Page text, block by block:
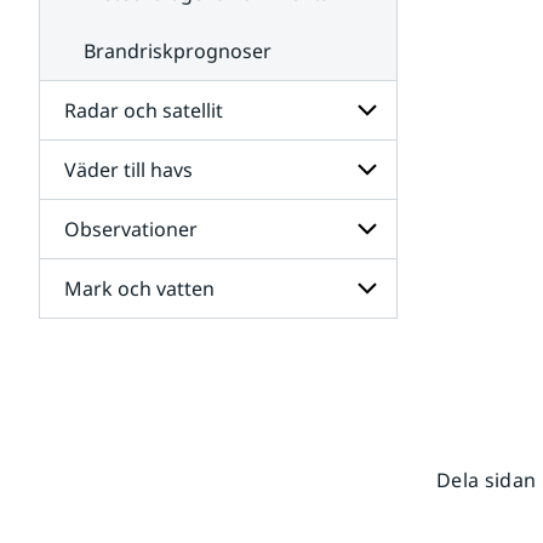
Brandriskprognoser
Radar och satellit
Undersidor
för
Radar
och
satellit
Väder till havs
Undersidor
för
Väder
till
havs
Observationer
Undersidor
för
Mark och vatten
Dela sidan